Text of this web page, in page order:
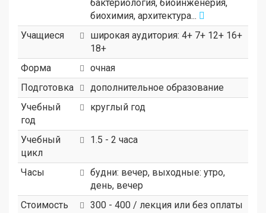
бактериология, биоинженерия,
биохимия, архитектура...
Учащиеся
широкая аудитория: 4+ 7+ 12+ 16+
18+
Форма
очная
Подготовка
дополнительное образование
Учебный
год
круглый год
Учебный
цикл
1.5 - 2 часа
Часы
будни: вечер, выходные: утро,
день, вечер
Стоимость
300 - 400 / лекция или без оплаты